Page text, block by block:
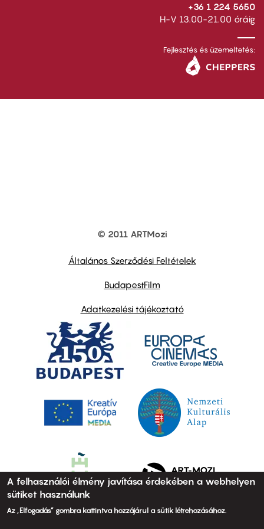
+36 1 224 5650
H-V 13.00-21.00 óráig
Fejlesztés és üzemeltetés:
© 2011 ARTMozi
Általános Szerződési Feltételek
BudapestFilm
Adatkezelési tájékoztató
A felhasználói élmény javítása érdekében a webhelyen
sütiket használunk
Az „Elfogadás” gombra kattintva hozzájárul a sütik létrehozásához.